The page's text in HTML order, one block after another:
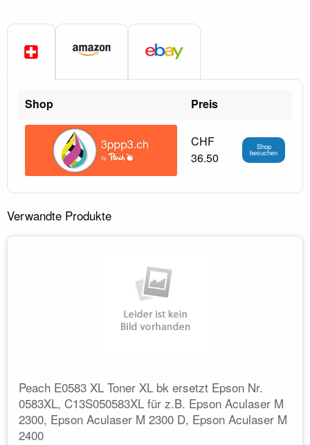
Shop Preis
CHF
36.50
Shop
besuchen
Verwandte Produkte
Peach E0583 XL Toner XL bk ersetzt Epson Nr.
0583XL, C13S050583XL für z.B. Epson Aculaser M
2300, Epson Aculaser M 2300 D, Epson Aculaser M
2400